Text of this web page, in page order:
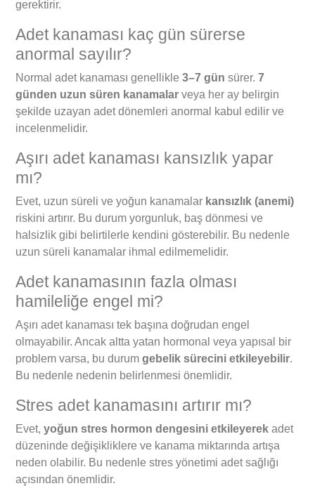
gerektirir.
Adet kanaması kaç gün sürerse
anormal sayılır?
Normal adet kanaması genellikle 3–7 gün sürer. 7
günden uzun süren kanamalar veya her ay belirgin
şekilde uzayan adet dönemleri anormal kabul edilir ve
incelenmelidir.
Aşırı adet kanaması kansızlık yapar
mı?
Evet, uzun süreli ve yoğun kanamalar kansızlık (anemi)
riskini artırır. Bu durum yorgunluk, baş dönmesi ve
halsizlik gibi belirtilerle kendini gösterebilir. Bu nedenle
uzun süreli kanamalar ihmal edilmemelidir.
Adet kanamasının fazla olması
hamileliğe engel mi?
Aşırı adet kanaması tek başına doğrudan engel
olmayabilir. Ancak altta yatan hormonal veya yapısal bir
problem varsa, bu durum gebelik sürecini etkileyebilir.
Bu nedenle nedenin belirlenmesi önemlidir.
Stres adet kanamasını artırır mı?
Evet, yoğun stres hormon dengesini etkileyerek adet
düzeninde değişikliklere ve kanama miktarında artışa
neden olabilir. Bu nedenle stres yönetimi adet sağlığı
açısından önemlidir.